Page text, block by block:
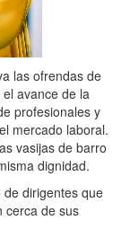
las ofrendas de
avance de la
profesionales y
mercado laboral.
vasijas de barro
dignidad.
de dirigentes que
cerca de sus